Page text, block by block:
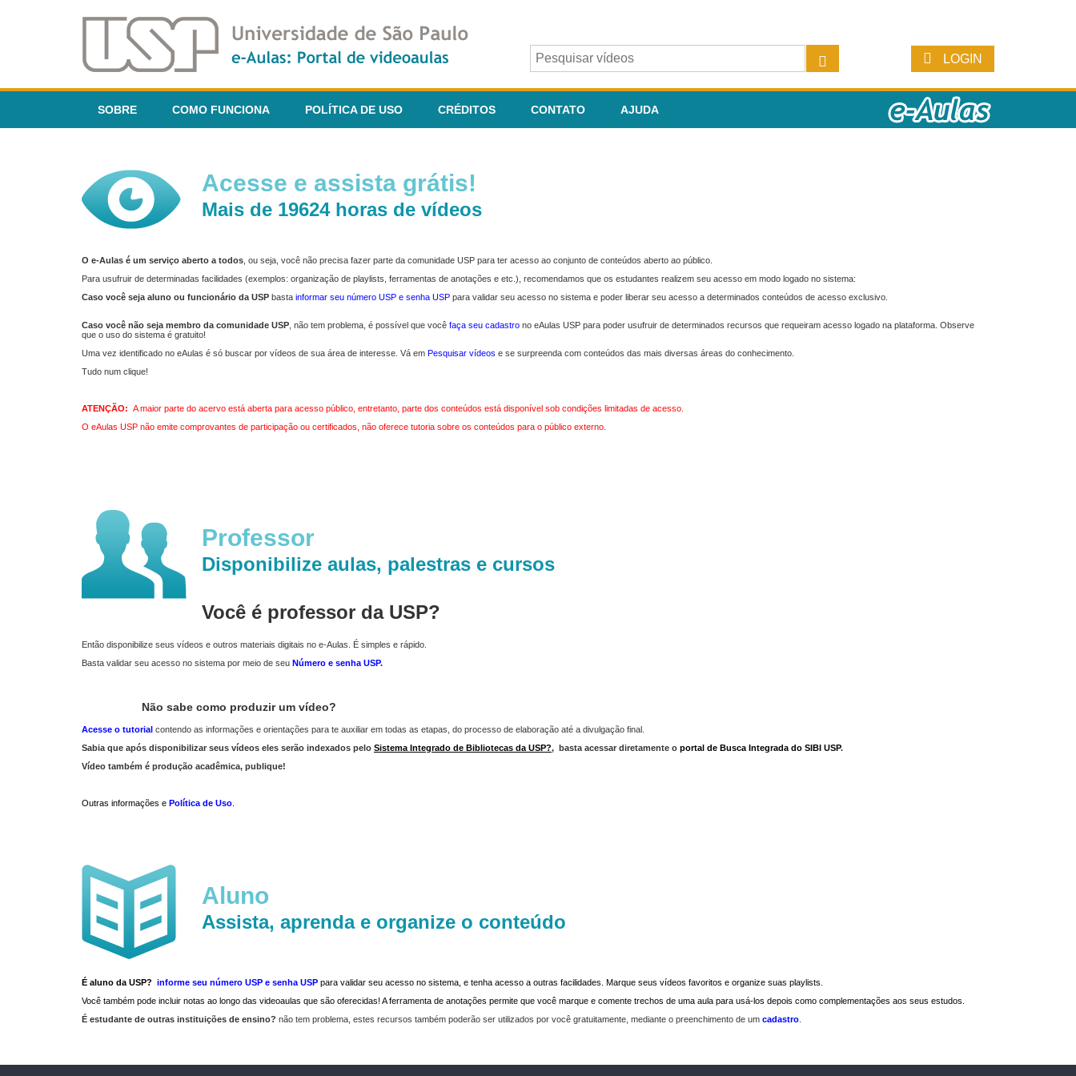
LOGIN
SOBRE COMO FUNCIONA POLÍTICA DE USO CRÉDITOS CONTATO AJUDA
Acesse e assista grátis!
Mais de 19624 horas de vídeos
O e-Aulas é um serviço aberto a todos , ou seja, você não precisa fazer parte da comunidade USP para ter acesso ao conjunto de conteúdos aberto ao público.
Para usufruir de determinadas facilidades (exemplos: organização de playlists, ferramentas de anotações e etc.), recomendamos que os estudantes realizem seu acesso em modo logado no sistema:
Caso você seja aluno ou funcionário da USP basta informar seu número USP e senha USP para validar seu acesso no sistema e poder liberar seu acesso a determinados conteúdos de acesso exclusivo.
Caso você não seja membro da comunidade USP , não tem problema, é possível que você faça seu cadastro no eAulas USP para poder usufruir de determinados recursos que requeiram acesso logado na plataforma. Observe
que o uso do sistema é gratuito!
Uma vez identificado no eAulas é só buscar por vídeos de sua área de interesse. Vá em Pesquisar vídeos e se surpreenda com conteúdos das mais diversas áreas do conhecimento.
Tudo num clique!
ATENÇÃO: A maior parte do acervo está aberta para acesso público, entretanto, parte dos conteúdos está disponível sob condições limitadas de acesso.
O eAulas USP não emite comprovantes de participação ou certificados, não oferece tutoria sobre os conteúdos para o público externo.
Professor
Disponibilize aulas, palestras e cursos
Você é professor da USP?
Então disponibilize seus vídeos e outros materiais digitais no e-Aulas. É simples e rápido.
Basta validar seu acesso no sistema por meio de seu Número e senha USP.
Não sabe como produzir um vídeo?
Acesse o tutorial contendo as informações e orientações para te auxiliar em todas as etapas, do processo de elaboração até a divulgação final.
Sabia que após disponibilizar seus vídeos eles serão indexados pelo Sistema Integrado de Bibliotecas da USP?, basta acessar diretamente o portal de Busca Integrada do SIBI USP.
Vídeo também é produção acadêmica, publique!
Outras informações e Política de Uso
Aluno
Assista, aprenda e organize o conteúdo
É aluno da USP? informe seu número USP e senha USP para validar seu acesso no sistema, e tenha acesso a outras facilidades. Marque seus vídeos favoritos e organize suas playlists.
Você também pode incluir notas ao longo das videoaulas que são oferecidas! A ferramenta de anotações permite que você marque e comente trechos de uma aula para usá-los depois como complementações aos seus estudos.
É estudante de outras instituições de ensino? não tem problema, estes recursos também poderão ser utilizados por você gratuitamente, mediante o preenchimento de um cadastro